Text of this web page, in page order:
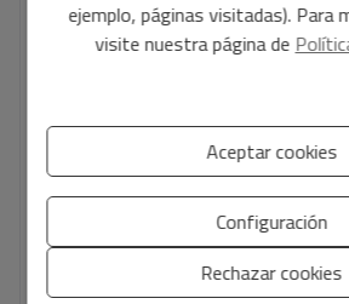
Información básica sobre protección de
Reglamento Europeo de Protección de datos
ejemplo, páginas visitadas). Para
visite nuestra página de
Aceptar cookies
Configuración
Rechazar cookies